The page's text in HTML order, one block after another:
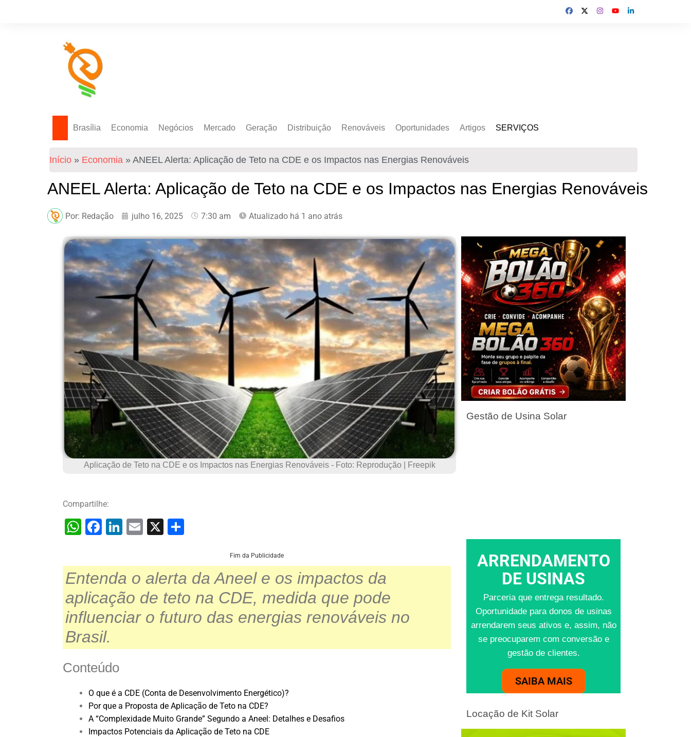
Brasília Economia
Tecnologia
Negócios
Empresas
Investimentos
Token
Mercado
Mercado Livre
Geração
Autoprodução
Eólica
Distribuição Renováveis
Sustentabilidade
Hidrogênio Verde
Oportunidades
Emprego
Formação
Artigos SERVIÇOS
Mercado Livre
Usina de Locação
Início » Economia » ANEEL Alerta: Aplicação de Teto na CDE e os Impactos nas Energias Renováveis
ANEEL Alerta: Aplicação de Teto na CDE e os Impactos nas Energias Renováveis
Por: Redação julho 16, 2025 7:30 am Atualizado há 1 ano atrás
Aplicação de Teto na CDE e os Impactos nas Energias Renováveis - Foto: Reprodução | Freepik
Compartilhe:
W
s
A
p
p
F
e
b
o
o
k
Li
e
dI
n
E
l
X
e
Fim da Publicidade
Entenda o alerta da Aneel e os impactos da
aplicação de teto na CDE, medida que pode
influenciar o futuro das energias renováveis no
Brasil.
Conteúdo
O que é a CDE (Conta de Desenvolvimento Energético)?
Por que a Proposta de Aplicação de Teto na CDE?
A “Complexidade Muito Grande” Segundo a Aneel: Detalhes e Desafios
Impactos Potenciais da Aplicação de Teto na CDE
Gestão de Usina Solar
ARRENDAMENTO
DE USINAS
Parceria que entrega resultado.
Oportunidade para donos de usinas
arrendarem seus ativos e, assim, não
se preocuparem com conversão e
gestão de clientes.
SAIBA MAIS
Locação de Kit Solar